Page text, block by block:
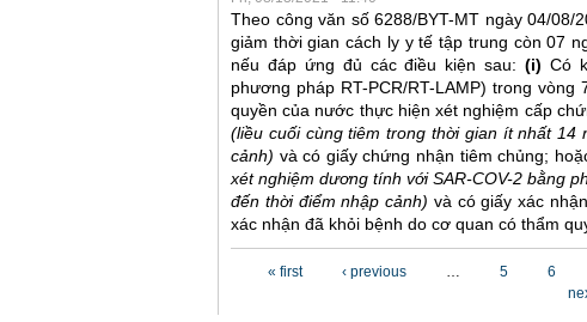
Theo công văn số 6288/BYT-MT ngày 04/
giảm thời gian cách ly y tế tập trung còn 07
nếu đáp ứng đủ các điều kiện sau: (i) Có
phương pháp RT-PCR/RT-LAMP) trong
quyền của nước thực hiện xét nghiệm cấp
(liều cuối cùng tiêm trong thời gian ít nhất
cảnh) và có giấy chứng nhận tiêm chủng;
xét nghiệm dương tính với SAR-COV-2 bằng
đến thời điểm nhập cảnh) và có giấy xác
xác nhận đã khỏi bệnh do cơ quan có thẩm
« first ‹ previous … 5 6